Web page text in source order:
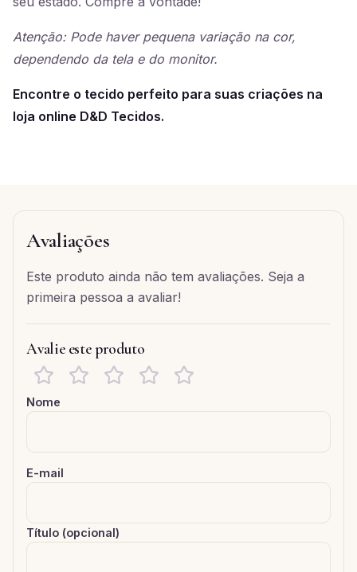
Atenção: Pode haver pequena variação na cor,
dependendo da tela e do monitor.
Encontre o tecido perfeito para suas criações na
loja online D&D Tecidos.
Avaliações
Este produto ainda não tem avaliações. Seja a
primeira pessoa a avaliar!
Avalie este produto
Nome
E-mail
Título (opcional)